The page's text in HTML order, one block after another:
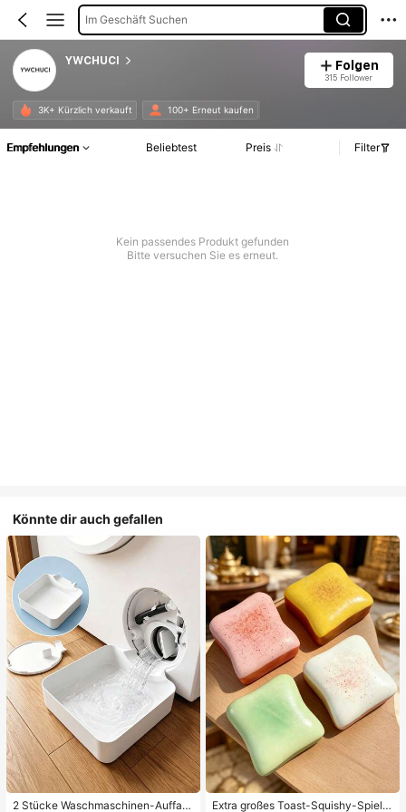
Im Geschäft Suchen
YWCHUCI Folgen
315 Follower
3K+ Kürzlich verkauft 100+ Erneut kaufen
Empfehlungen Beliebtest Preis Filter
Kein passendes Produkt gefunden
Bitte versuchen Sie es erneut.
Könnte dir auch gefallen
2 Stücke Waschmaschinen-Auffan
Extra großes Toast-Squishy-Spielz